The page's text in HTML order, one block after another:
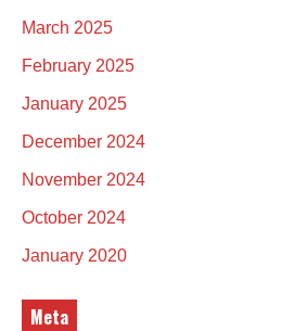
March 2025
February 2025
January 2025
December 2024
November 2024
October 2024
January 2020
Meta